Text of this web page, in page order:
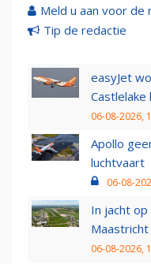
Meld u aan voor de
Tip de redactie
easyJet
Castlelake
06-08-2026,
Apollo
luchtvaart
06-08-
In jacht
Maastricht
06-08-2026,